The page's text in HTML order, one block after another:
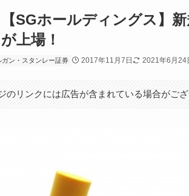
【SGホールディングス】
が上場！
ン・スタンレー証券 2017年11月7日 2021年6月24
のリンクには広告が含まれている場合がござ